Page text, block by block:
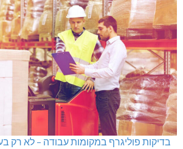
בדיקות פוליגרף במקומות עבודה – לא רק